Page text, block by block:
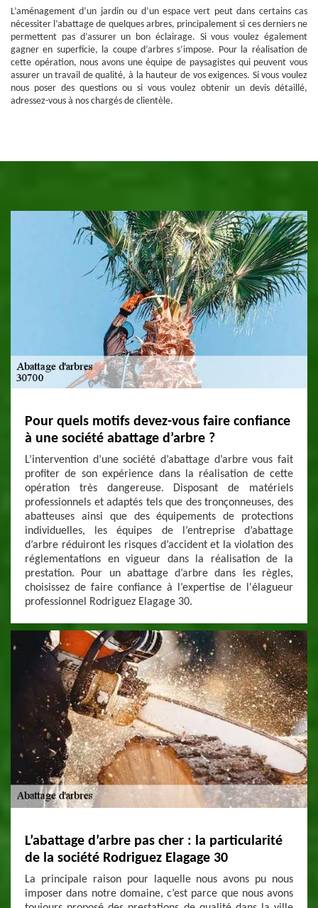
L’aménagement d’un jardin ou d’un espace vert peut dans certains cas
nécessiter l’abattage de quelques arbres, principalement si ces derniers ne
permettent pas d’assurer un bon éclairage. Si vous voulez également
gagner en superficie, la coupe d’arbres s’impose. Pour la réalisation de
cette opération, nous avons une équipe de paysagistes qui peuvent vous
assurer un travail de qualité, à la hauteur de vos exigences. Si vous voulez
nous poser des questions ou si vous voulez obtenir un devis détaillé,
adressez-vous à nos chargés de clientèle.
Pour quels motifs devez-vous faire confiance
à une société abattage d’arbre ?
L’intervention d’une société d’abattage d’arbre vous fait
profiter de son expérience dans la réalisation de cette
opération très dangereuse. Disposant de matériels
professionnels et adaptés tels que des tronçonneuses, des
abatteuses ainsi que des équipements de protections
individuelles, les équipes de l’entreprise d’abattage
d’arbre réduiront les risques d’accident et la violation des
réglementations en vigueur dans la réalisation de la
prestation. Pour un abattage d’arbre dans les règles,
choisissez de faire confiance à l’expertise de l'élagueur
professionnel Rodriguez Elagage 30.
L’abattage d’arbre pas cher : la particularité
de la société Rodriguez Elagage 30
La principale raison pour laquelle nous avons pu nous
imposer dans notre domaine, c’est parce que nous avons